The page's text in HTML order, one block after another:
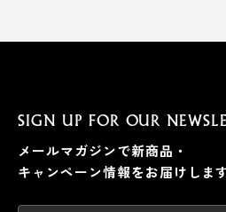
SIGN UP FOR OUR
メールマガジンで新商品・
キャンペーン情報をお届けします